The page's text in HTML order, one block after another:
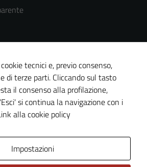
del sito
tecnici e, previo consenso,
di terze parti. Cliccando sul tasto
il consenso alla profilazione,
si continua la navigazione con i
alla cookie policy
Impostazioni